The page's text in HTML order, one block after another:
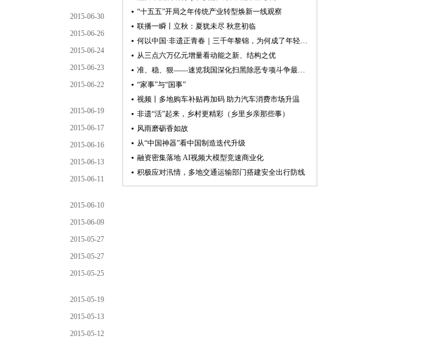
2015-06-30
2015-06-26
2015-06-24
2015-06-23
2015-06-22
2015-06-19
2015-06-17
2015-06-16
2015-06-13
2015-06-11
2015-06-10
2015-06-09
2015-05-27
2015-05-27
2015-05-25
2015-05-19
2015-05-13
2015-05-12